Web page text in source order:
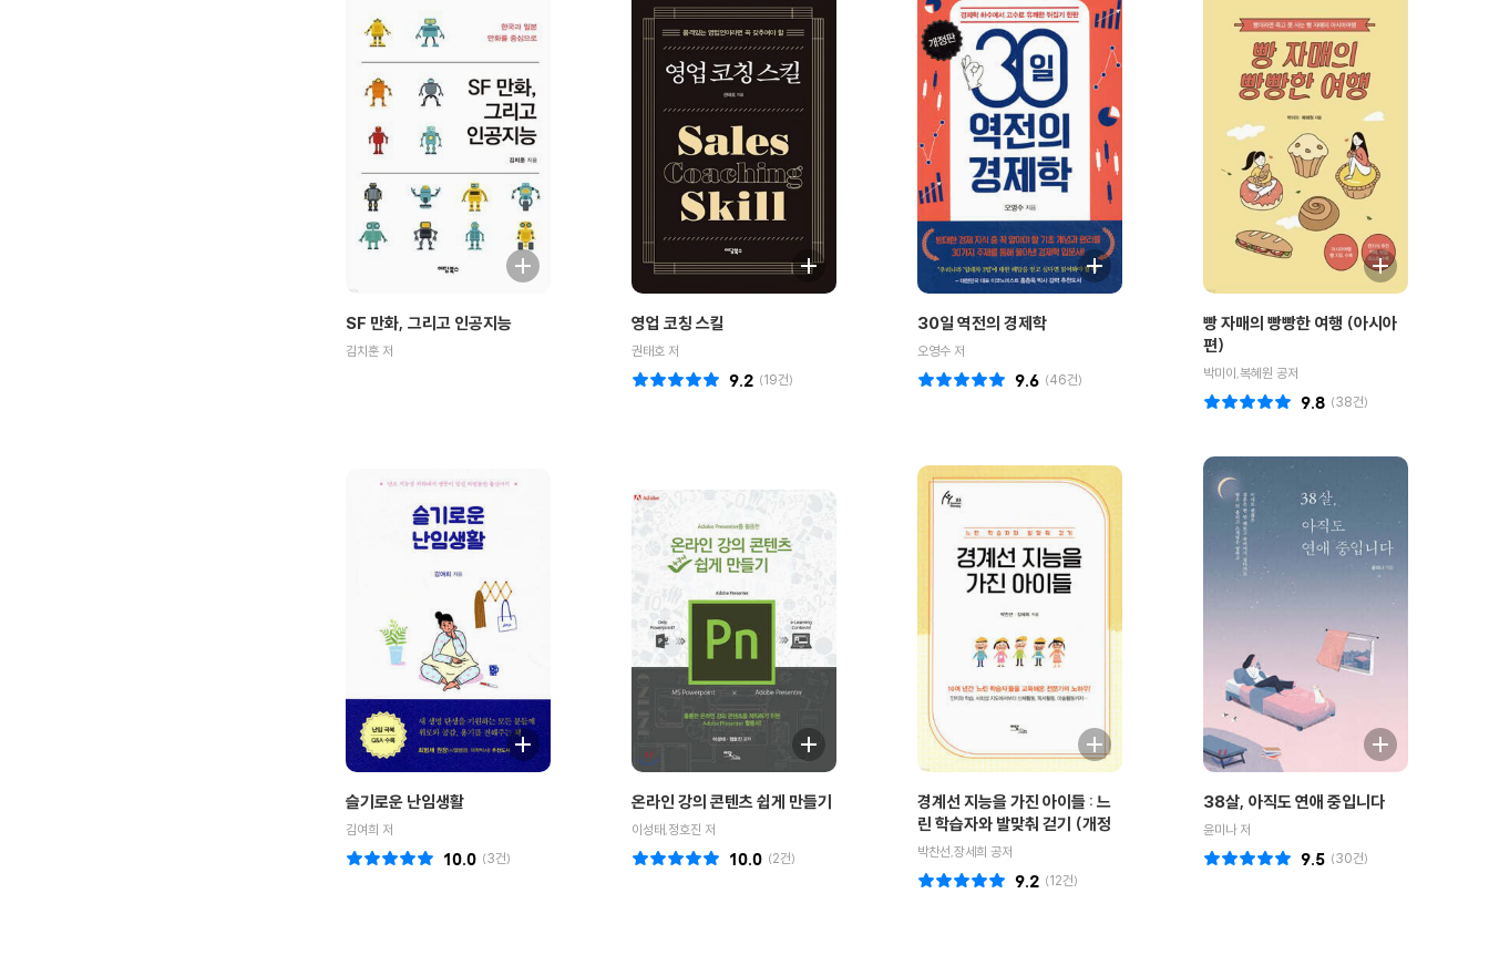
SF 만화, 그리고 인공지능
김치훈 저
영업 코칭 스킬
권태호 저
(19건)
9.2
30일 역전의 경제학
오영수 저
(46건)
9.6
빵 자매의 빵빵한 여행 (아시아
편)
박미이,복혜원 공저
(38건)
9.8
슬기로운 난임생활
김여희 저
(3건)
10.0
온라인 강의 콘텐츠 쉽게 만들기
이성태,정호진 저
(2건)
10.0
경계선 지능을 가진 아이들 : 느
린 학습자와 발맞춰 걷기 (개정
판)
박찬선,장세희 공저
(12건)
9.2
38살, 아직도 연애 중입니다
윤미나 저
(30건)
9.5